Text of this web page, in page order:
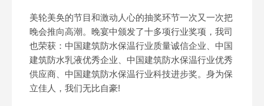
美轮美奂的节目和激动人心的抽奖环节一次又一次把
晚会推向高潮。晚宴中颁发了十多项行业奖项，我司
也荣获：中国建筑防水保温行业质量诚信企业、中国
建筑防水乳液优秀企业、中国建筑防水保温行业优秀
供应商、中国建筑防水保温行业科技进步奖。身为保
立佳人，我们无比自豪!